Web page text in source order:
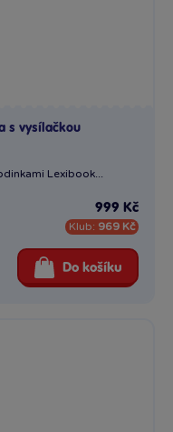
s vysílačkou
Lexibook...
999 Kč
Klub: 969 Kč
Do košíku